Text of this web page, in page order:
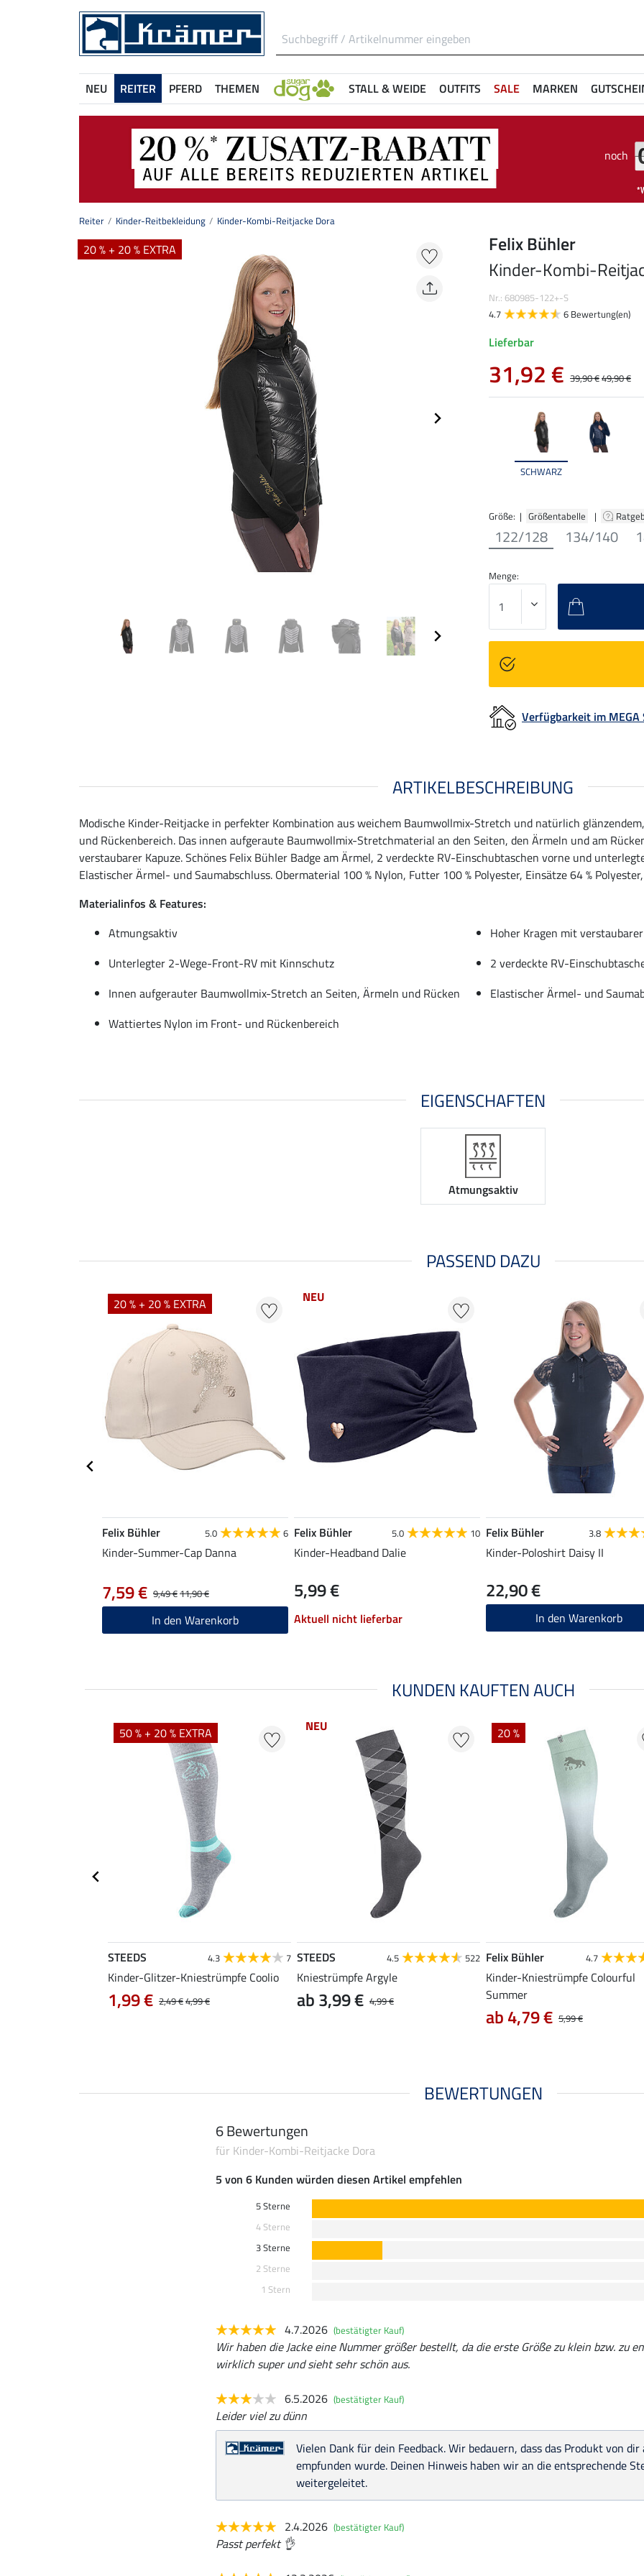
NEU REITER PFERD THEMEN STALL & WEIDE OUTFITS SALE MARKEN
noch
Reiter Kinder-Reitbekleidung Kinder-Kombi-Reitjacke Dora
20 % + 20 % EXTRA
SCHWARZ
Größe: | Größentabelle |
122/128 134/140
Felix Bühler
Kinder-Kombi-
Nr.: 680985-122+-S
4.7
6 Bewertung(en)
Lieferbar
31,92 € 39,90 €49,90 €
Menge:
Verfügbarkeit im MEGA
ARTIKELBESCHREIBUNG
Modische Kinder-Reitjacke in perfekter Kombination aus weichem Baumwollmix-Stretch und natürlich
und Rückenbereich. Das innen aufgeraute Baumwollmix-Stretchmaterial an den Seiten, den Ärmeln und am
verstaubarer Kapuze. Schönes Felix Bühler Badge am Ärmel, 2 verdeckte RV-Einschubtaschen vorne und
Elastischer Ärmel- und Saumabschluss. Obermaterial 100 % Nylon, Futter 100 % Polyester, Einsätze 64 %
Materialinfos & Features:
Atmungsaktiv
Hoher Kragen mit
Unterlegter 2-Wege-Front-RV mit Kinnschutz
2 verdeckte RV-
Innen aufgerauter Baumwollmix-Stretch an Seiten, Ärmeln und Rücken
Elastischer Ärmel- und
Wattiertes Nylon im Front- und Rückenbereich
EIGENSCHAFTEN
Atmungsaktiv
PASSEND DAZU
20 % + 20 % EXTRA
Felix Bühler 5.0 6
Kinder-Summer-Cap Danna
9,49 €11,90 €
7,59 €
In den Warenkorb
NEU
Felix Bühler 5.0 10
Kinder-Headband Dalie
5,99 €
Aktuell nicht lieferbar
Felix Bühler 3.8
Kinder-Poloshirt Daisy II
22,90 €
In den Warenkorb
KUNDEN KAUFTEN AUCH
50 % + 20 % EXTRA
STEEDS 4.3 7
Kinder-Glitzer-Kniestrümpfe Coolio
2,49 €4,99 €
1,99 €
NEU
STEEDS 4.5 522
Kniestrümpfe Argyle
4,99 €
ab 3,99 €
20 %
Felix Bühler 4.7
Kinder-Kniestrümpfe Colourful
Summer
5,99 €
ab 4,79 €
BEWERTUNGEN
6 Bewertungen
für Kinder-Kombi-Reitjacke Dora
5 von 6 Kunden würden diesen Artikel empfehlen
5 Sterne
4 Sterne
3 Sterne
2 Sterne
1 Stern
4.7.2026 (bestätigter Kauf)
Wir haben die Jacke eine Nummer größer bestellt, da die erste Größe zu klein bzw. zu
wirklich super und sieht sehr schön aus.
6.5.2026 (bestätigter Kauf)
Leider viel zu dünn
Vielen Dank für dein Feedback. Wir bedauern, dass das Produkt von dir
empfunden wurde. Deinen Hinweis haben wir an die entsprechende
weitergeleitet.
2.4.2026 (bestätigter Kauf)
Passt perfekt 👌